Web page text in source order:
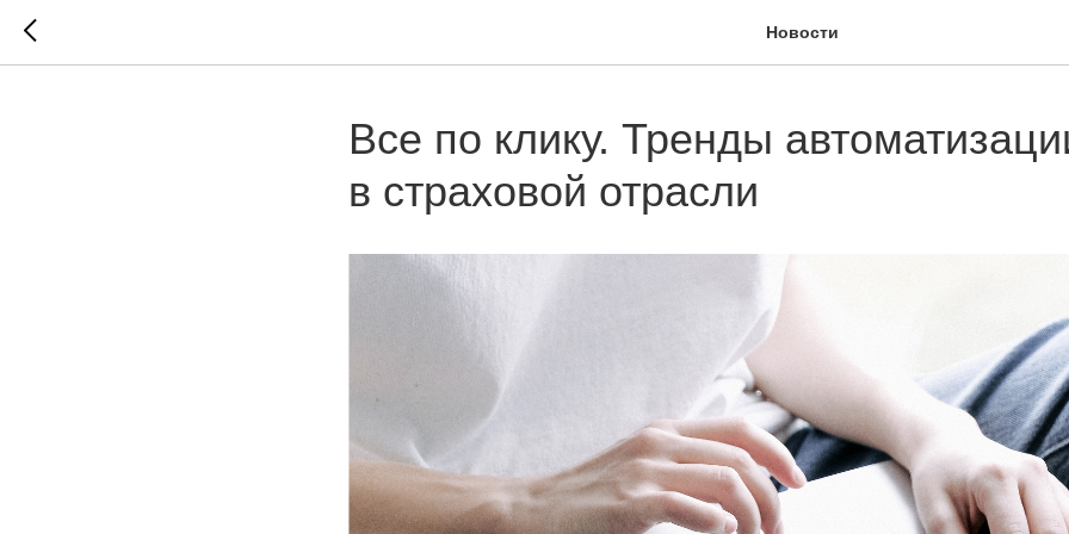
Новости
Все по клику. Тренды
в страховой отрасли